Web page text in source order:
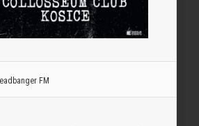
FM